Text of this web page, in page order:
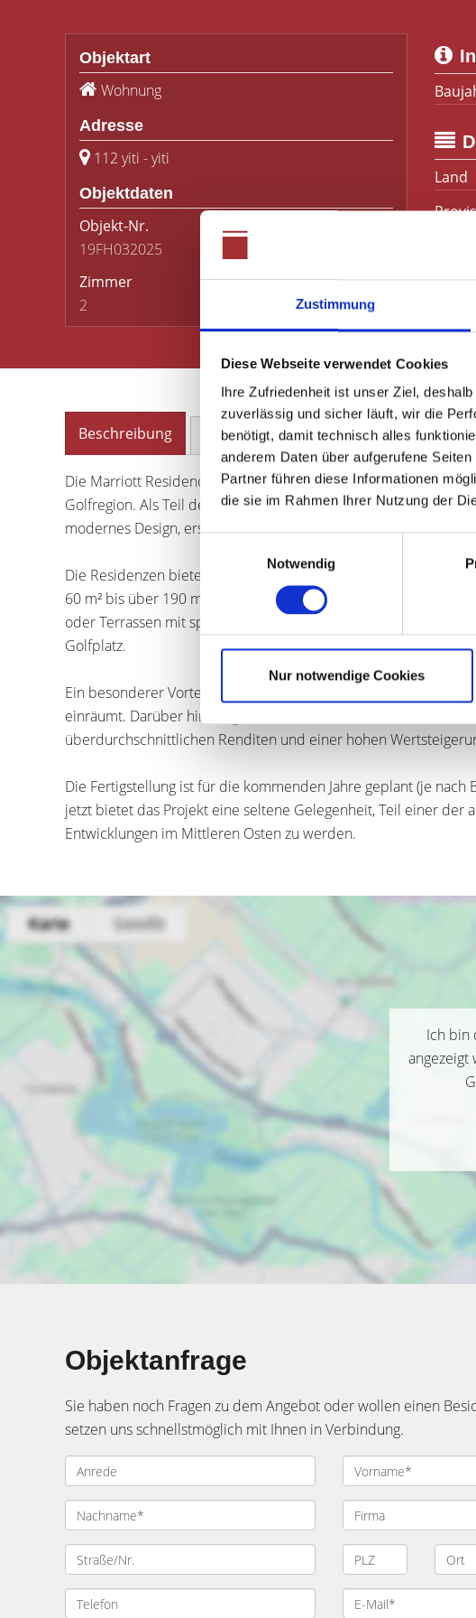
Zustimmung
Diese Webseite verwendet Cookies
Ihre Zufriedenheit ist unser Ziel,
zuverlässig und sicher läuft, wir die
benötigt, damit technisch alles
anderem Daten über aufgerufene
Partner führen diese Informationen
die sie im Rahmen Ihrer Nutzung der
Notwendig
Nur notwendige Cookies
Objektart
Wohnung
Adresse
112 yiti - yiti
Objektdaten
Objekt-Nr.
19FH032025
Zimmer
2
Kaufpreis
274.100,- €
Land
Beschreibung Ausstattung Lage Sonstiges
Die Marriott Residences AIDA, Oman stehen für luxuriöses
Golfregion. Als Teil des einzigartigen Masterplans "AIDA"
modernes Design, erstklassige Ausstattung und die legendäre
Die Residenzen bieten eine Auswahl an 1-, 2- und 3-Zimmer-
60 m² bis über 190 m². Jede Einheit ist durchdacht gestaltet,
oder Terrassen mit spektakulärem Blick auf das Meer, die
Golfplatz.
Ein besonderer Vorteil ist das Freehold-Eigentumsrecht, das
einräumt. Darüber hinaus genießen Investoren attraktive
überdurchschnittlichen Renditen und einer hohen
Die Fertigstellung ist für die kommenden Jahre geplant (je nach
jetzt bietet das Projekt eine seltene Gelegenheit, Teil einer der
Entwicklungen im Mittleren Osten zu werden.
Ich bin
angezeigt
Objektanfrage
Sie haben noch Fragen zu dem Angebot oder wollen einen
setzen uns schnellstmöglich mit Ihnen in Verbindung.